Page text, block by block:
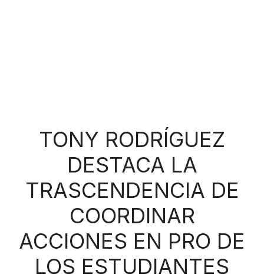
TONY RODRÍGUEZ
DESTACA LA
TRASCENDENCIA DE
COORDINAR
ACCIONES EN PRO DE
LOS ESTUDIANTES